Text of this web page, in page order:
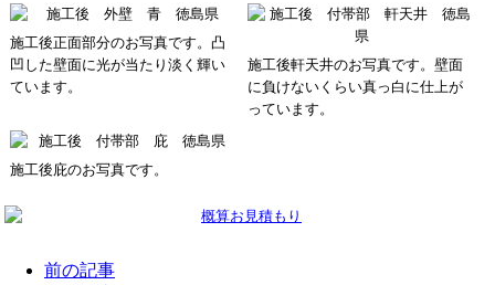
施工後正面部分のお写真です。凸
凹した壁面に光が当たり淡く輝い
ています。
施工後軒天井のお写真です。壁面
に負けないくらい真っ白に仕上が
っています。
施工後庇のお写真です。
前の記事